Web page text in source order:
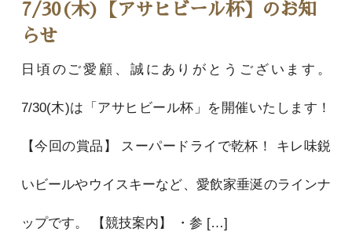
7/30(木)【アサヒビール杯】のお知
らせ
日頃のご愛顧、誠にありがとうございます。
7/30(木)は「アサヒビール杯」を開催いたします！
【今回の賞品】 スーパードライで乾杯！ キレ味鋭
いビールやウイスキーなど、愛飲家垂涎のラインナ
ップです。 【競技案内】 ・参 […]